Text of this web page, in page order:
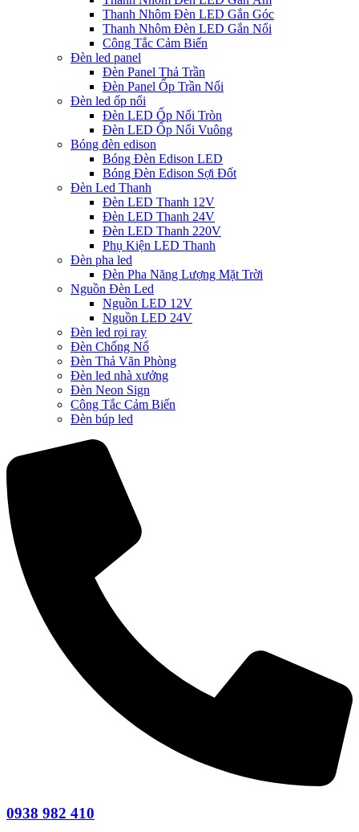
Thanh Nhôm Đèn LED Gắn Góc
Thanh Nhôm Đèn LED Gắn Nổi
Công Tắc Cảm Biến
Đèn led panel
Đèn Panel Thả Trần
Đèn Panel Ốp Trần Nổi
Đèn led ốp nổi
Đèn LED Ốp Nổi Tròn
Đèn LED Ốp Nổi Vuông
Bóng đèn edison
Bóng Đèn Edison LED
Bóng Đèn Edison Sợi Đốt
Đèn Led Thanh
Đèn LED Thanh 12V
Đèn LED Thanh 24V
Đèn LED Thanh 220V
Phụ Kiện LED Thanh
Đèn pha led
Đèn Pha Năng Lượng Mặt Trời
Nguồn Đèn Led
Nguồn LED 12V
Nguồn LED 24V
Đèn led rọi ray
Đèn Chống Nổ
Đèn Thả Văn Phòng
Đèn led nhà xưởng
Đèn Neon Sign
Công Tắc Cảm Biến
Đèn búp led
0938 982 410